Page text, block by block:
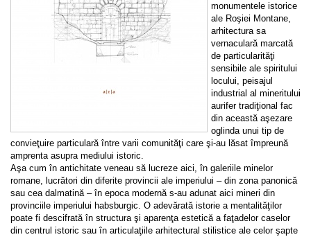
monumentele istorice
ale Roşiei Montane,
arhitectura sa
vernaculară marcată
de particularităţi
sensibile ale spiritului
locului, peisajul
industrial al mineritului
aurifer tradiţional fac
din această aşezare
oglinda unui tip de
convieţuire particulară între varii comunităţi care şi-au lăsat împreună
amprenta asupra mediului istoric.
Aşa cum în antichitate veneau să lucreze aici, în galeriile minelor
romane, lucrători din diferite provincii ale imperiului – din zona panonică
sau cea dalmatină – în epoca modernă s-au adunat aici mineri din
provinciile imperiului habsburgic. O adevărată istorie a mentalităţilor
poate fi descifrată în structura şi aparenţa estetică a faţadelor caselor
din centrul istoric sau în articulaţiile arhitectural stilistice ale celor şapte